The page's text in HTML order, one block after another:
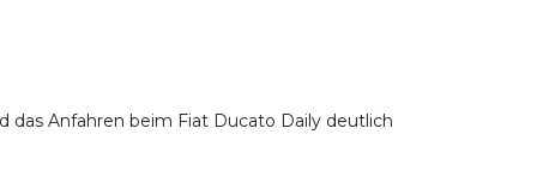
das Anfahren beim Fiat Ducato Daily deutlich